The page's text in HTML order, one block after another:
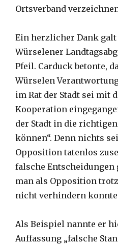
Ortsverband
Ein herzlicher Dank
Würselener
Pfeil. Carduck betonte,
Würselen
im Rat der Stadt sei mit
Kooperation
der Stadt in die
können“. Denn nichts
Opposition tatenlos
falsche Entscheidungen
man als Opposition
nicht verhindern
Als Beispiel nannte er
Auffassung „falsche